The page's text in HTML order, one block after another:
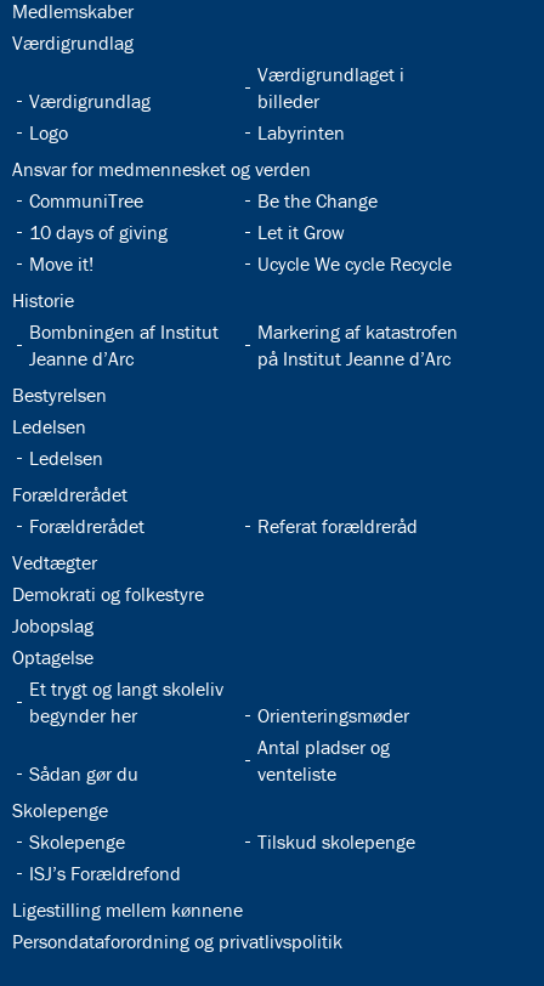
32.2:
Medlemskaber
32.3:
Værdigrundlag
32.4:
Værdigrundlag
32.5:
Værdigrundlaget i
billeder
32.6:
Logo 32.7:
Labyrinten
32.8:
Ansvar for medmennesket og verden
32.9:
CommuniTree 32.10:
Be the Change
32.11:
10 days of giving 32.12:
Let it Grow
32.13:
Move it! 32.14:
Ucycle We cycle Recycle
32.15:
Historie
32.16:
Bombningen af Institut
Jeanne d’Arc
32.17:
Markering af katastrofen
på Institut Jeanne d’Arc
32.18:
Bestyrelsen
32.19:
Ledelsen
32.20:
Ledelsen
32.21:
Forældrerådet
32.22:
Forældrerådet 32.23:
Referat forældreråd
32.24:
Vedtægter
32.25:
Demokrati og folkestyre
32.26:
Jobopslag
32.27:
Optagelse
32.28:
Et trygt og langt skoleliv
begynder her
32.29:
Orienteringsmøder
32.30:
Sådan gør du
32.31:
Antal pladser og
venteliste
32.32:
Skolepenge
32.33:
Skolepenge 32.34:
Tilskud skolepenge
32.35:
ISJ’s Forældrefond
32.36:
Ligestilling mellem kønnene
32.37:
Persondataforordning og privatlivspolitik